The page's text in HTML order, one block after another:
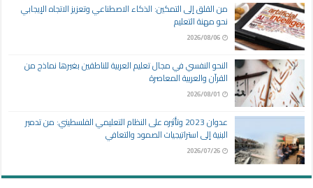
من القلق إلى التمكين: الذكاء الاصطناعي وتعزيز الاتجاه الإيجابي
نحو مهنة التعليم
2026/08/06
النحو النفسي في مجال تعليم العربية للناطقين بغيرها نماذج من
القرآن والعربية المعاصرة
2026/08/01
عدوان 2023 وتأثيره على النظام التعليمي الفلسطيني: من تدمير
البنية إلى استراتيجيات الصمود والتعافي
2026/07/26